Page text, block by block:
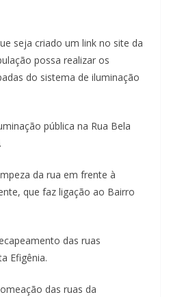
seja criado um link no site da
possa realizar os
do sistema de iluminação
pública na Rua Bela
da rua em frente à
que faz ligação ao Bairro
das ruas
Efigênia.
das ruas da